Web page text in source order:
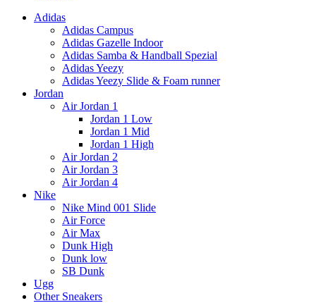
Adidas
Adidas Campus
Adidas Gazelle Indoor
Adidas Samba & Handball Spezial
Adidas Yeezy
Adidas Yeezy Slide & Foam runner
Jordan
Air Jordan 1
Jordan 1 Low
Jordan 1 Mid
Jordan 1 High
Air Jordan 2
Air Jordan 3
Air Jordan 4
Nike
Nike Mind 001 Slide
Air Force
Air Max
Dunk High
Dunk low
SB Dunk
Ugg
Other Sneakers